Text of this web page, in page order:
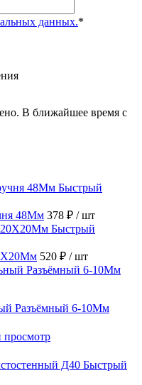
данных.*
В ближайшее время с
Быстрый
48Мм 378 ₽ / шт
Быстрый
520 ₽ / шт
Разъёмный 6-10Мм
Быстрый